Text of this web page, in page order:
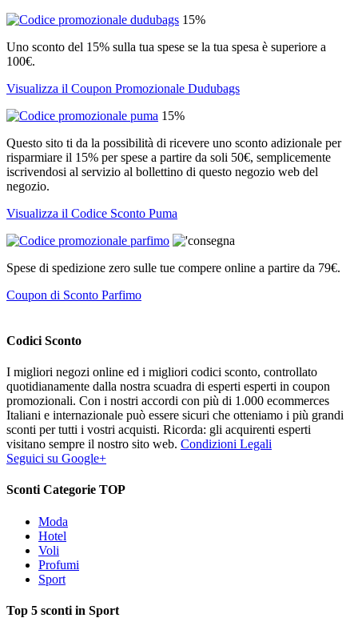
15%
Uno sconto del 15% sulla tua spese se la tua spesa è superiore a
100€.
Visualizza il Coupon Promozionale Dudubags
15%
Questo sito ti da la possibilità di ricevere uno sconto adizionale per
risparmiare il 15% per spese a partire da soli 50€, semplicemente
iscrivendosi al servizio al bollettino di questo negozio web del
negozio.
Visualizza il Codice Sconto Puma
Spese di spedizione zero sulle tue compere online a partire da 79€.
Coupon di Sconto Parfimo
Codici Sconto
I migliori negozi online ed i migliori codici sconto, controllato
quotidianamente dalla nostra scuadra di esperti esperti in coupon
promozionali. Con i nostri accordi con più di 1.000 ecommerces
Italiani e internazionale può essere sicuri che otteniamo i più grandi
sconti per tutti i vostri acquisti. Ricorda: gli acquirenti esperti
visitano sempre il nostro sito web. Condizioni Legali
Seguici su Google+
Sconti Categorie TOP
Moda
Hotel
Voli
Profumi
Sport
Top 5 sconti in Sport